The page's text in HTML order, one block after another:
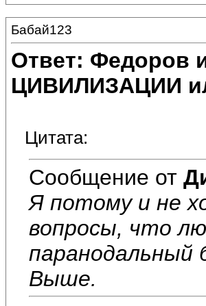
Бабай123
Ответ: Федоров
ЦИВИЛИЗАЦИИ
Цитата:
Сообщение от
Я потому и не
вопросы, что
Выше.